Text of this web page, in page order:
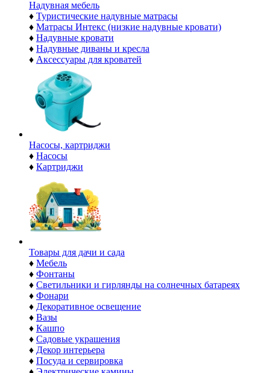
Надувная мебель
♦ Туристические надувные матрасы
♦ Матрасы Интекс (низкие надувные кровати)
♦ Надувные кровати
♦ Надувные диваны и кресла
♦ Аксессуары для кроватей
Насосы, картриджи
♦ Насосы
♦ Картриджи
Товары для дачи и сада
♦ Мебель
♦ Фонтаны
♦ Светильники и гирлянды на солнечных батареях
♦ Фонари
♦ Декоративное освещение
♦ Вазы
♦ Кашпо
♦ Садовые украшения
♦ Декор интерьера
♦ Посуда и сервировка